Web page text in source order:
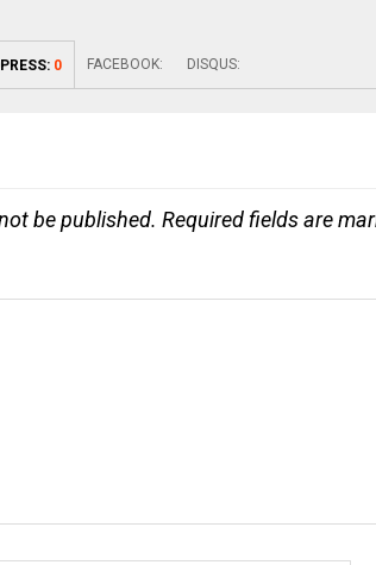
0 FACEBOOK: DISQUS:
be published. Required fields are